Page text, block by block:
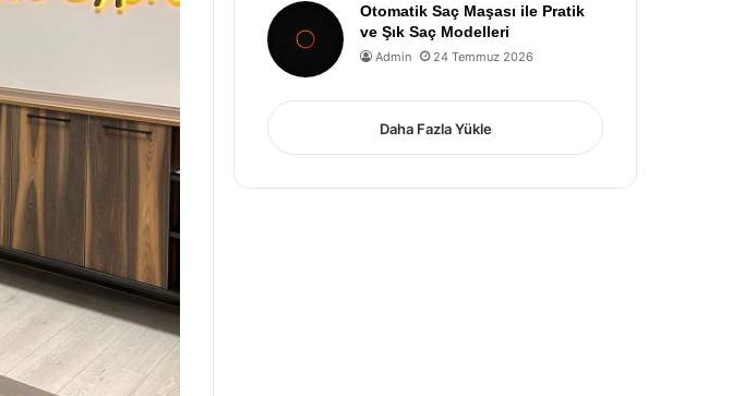
Otomatik Saç Maşası ile Pratik
ve Şık Saç Modelleri
Admin 24 Temmuz 2026
Daha Fazla Yükle